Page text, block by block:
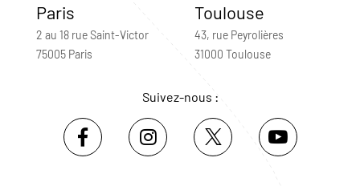
Paris
2 au 18 rue Saint-Victor
75005 Paris
Toulouse
43, rue Peyrolières
31000 Toulouse
Suivez-nous :